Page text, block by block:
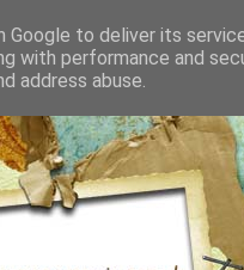
to deliver its
with performance and
address abuse.